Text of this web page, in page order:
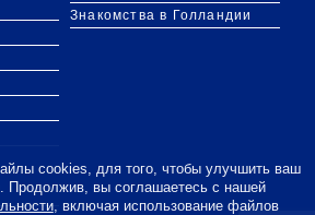
Знакомства в Голландии
cookies, для того, чтобы улучшить ваш
Продолжив, вы соглашаетесь с нашей
, включая использование файлов